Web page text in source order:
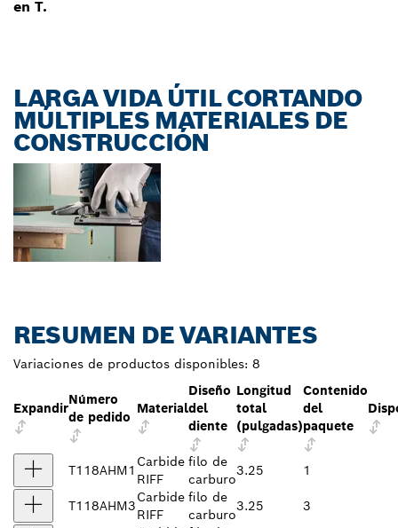
en T.
LARGA VIDA ÚTIL CORTANDO
MÚLTIPLES MATERIALES DE
CONSTRUCCIÓN
RESUMEN DE VARIANTES
Variaciones de productos disponibles: 8
Expandir
Número
de pedido
Material
Diseño
del
diente
Longitud
total
(pulgadas)
Contenido
del
paquete
T118AHM1
Carbide
RIFF
filo de
carburo
3.25 1
T118AHM3
Carbide
RIFF
filo de
carburo
3.25 3